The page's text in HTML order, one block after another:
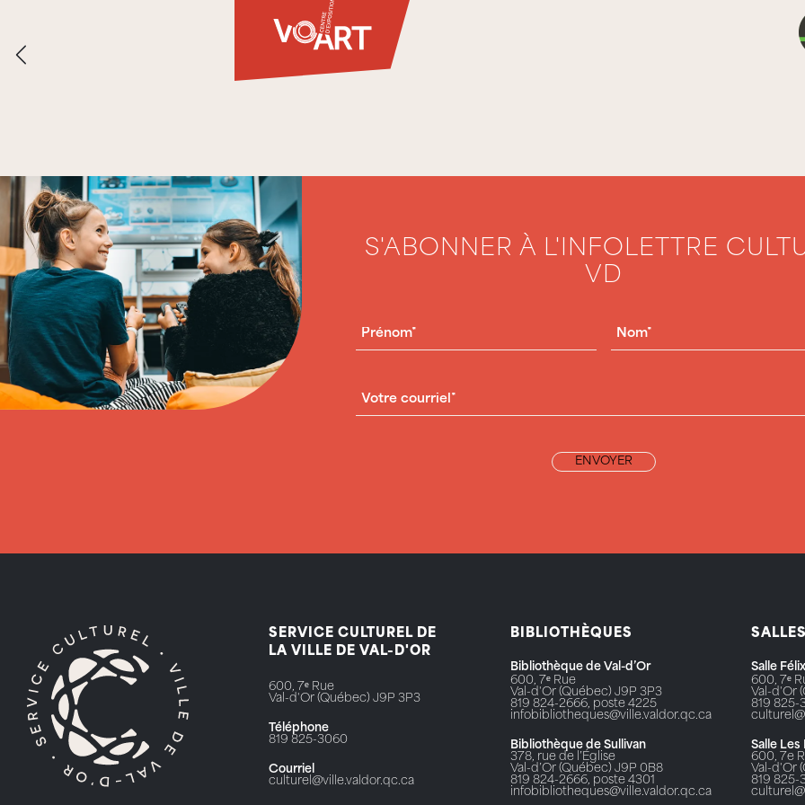
S'ABONNER À L'INFOLETTRE
VD
PRÉNOM NOM(NÉCESSAIRE)
COURRIEL (NÉCESSAIRE)
SERVICE CULTUREL DE
LA VILLE DE VAL-D'OR
600, 7ᵉ Rue
Val-d'Or (Québec) J9P 3P3
Téléphone
819 825-3060
Courriel
culturel@ville.valdor.qc.ca
BIBLIOTHÈQUES
Bibliothèque de Val-d’Or
600, 7ᵉ Rue
Val-d'Or (Québec) J9P 3P3
819 824-2666, poste 4225
infobibliotheques@ville.valdor.qc.ca
Bibliothèque de Sullivan
378, rue de l’Église
Val-d’Or (Québec) J9P 0B8
819 824-2666, poste 4301
infobibliotheques@ville.valdor.qc.ca
Salle
600, 7ᵉ
Val-d'Or
819 825-
Salle
600, 7e
Val-d'Or
819 825-